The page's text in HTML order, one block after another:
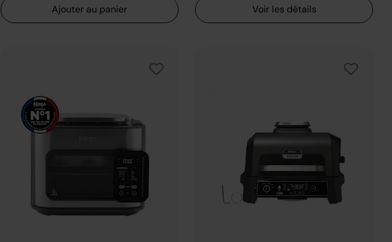
Ajouter au panier Voir les détails